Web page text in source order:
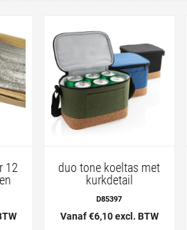
12
duo tone koeltas met
kurkdetail
D85397
Vanaf €6,10 excl. BTW